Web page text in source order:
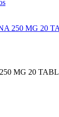
250 MG 20